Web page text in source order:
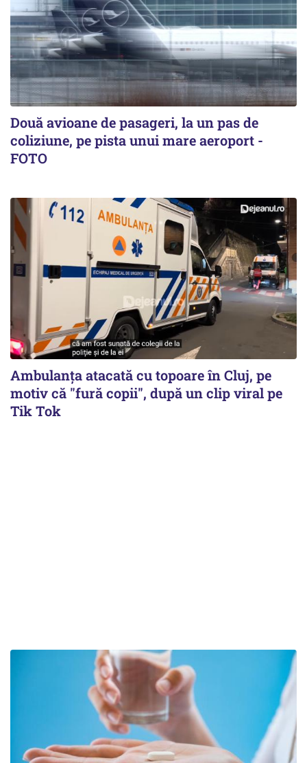
Două avioane de pasageri, la un pas de
coliziune, pe pista unui mare aeroport -
FOTO
Ambulanța atacată cu topoare în Cluj, pe
motiv că "fură copii", după un clip viral pe
Tik Tok